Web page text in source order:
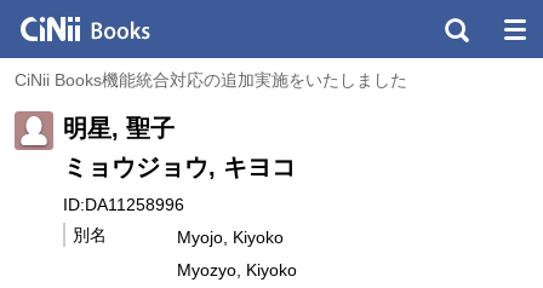
CiNii Books機能統合対応の追加実施をいたしました
明星, 聖子
ミョウジョウ, キヨコ
ID:DA11258996
別名
Myojo, Kiyoko
Myozyo, Kiyoko